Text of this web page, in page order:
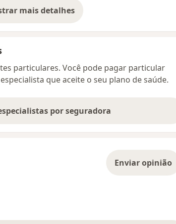
mais detalhes
sobre o endereço
particulares. Você pode pagar particular
que aceite o seu plano de saúde.
por seguradora
Enviar opinião